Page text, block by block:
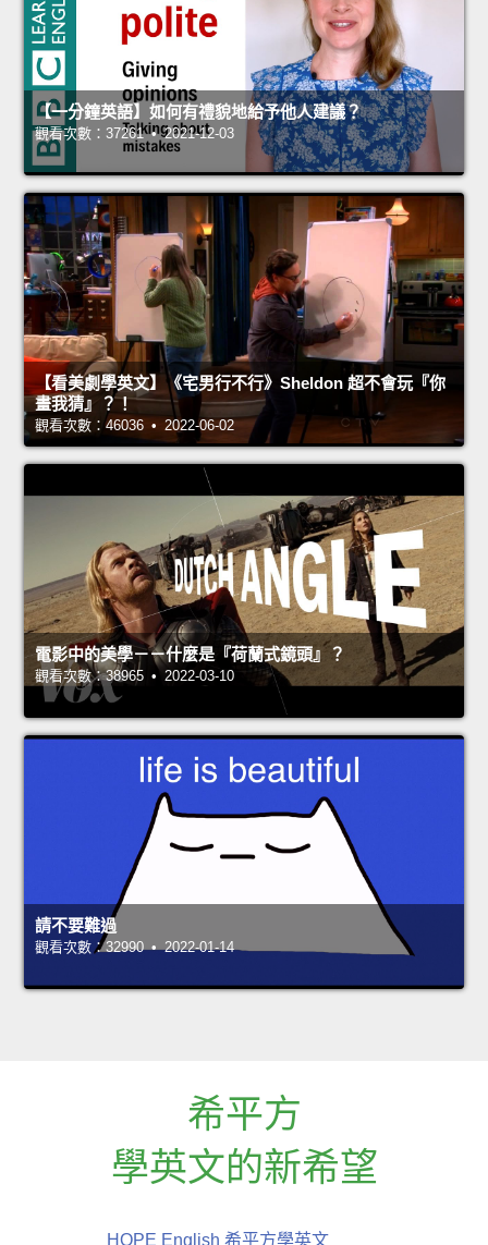
【一分鐘英語】如何有禮貌地給予他人建議？
觀看次數：37261 • 2021-12-03
【看美劇學英文】《宅男行不行》Sheldon 超不會玩『你
畫我猜』？！
觀看次數：46036 • 2022-06-02
電影中的美學－－什麼是『荷蘭式鏡頭』？
觀看次數：38965 • 2022-03-10
請不要難過
觀看次數：32990 • 2022-01-14
希平方
學英文的新希望
HOPE English 希平方學英文